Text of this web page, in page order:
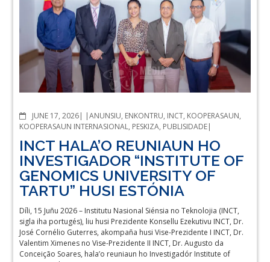
JUNE 17, 2026 COMMENTS
ANUNSIU, ENKONTRU, INCT, KOOPERASAUN,
KOOPERASAUN INTERNASIONAL, PESKIZA, PUBLISIDADE
INCT HALA’O REUNIAUN HO
INVESTIGADOR “INSTITUTE OF
GENOMICS UNIVERSITY OF
TARTU” HUSI ESTÓNIA
Díli, 15 Juñu 2026 – Institutu Nasional Siénsia no Teknolojia (INCT,
sigla iha portugés), liu husi Prezidente Konsellu Ezekutivu INCT, Dr.
José Cornélio Guterres, akompaña husi Vise-Prezidente I INCT, Dr.
Valentim Ximenes no Vise-Prezidente II INCT, Dr. Augusto da
Conceição Soares, hala’o reuniaun ho Investigadór Institute of